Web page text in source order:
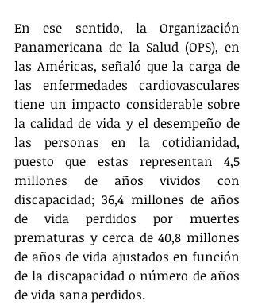
En ese sentido, la Organización
Panamericana de la Salud (OPS), en
las Américas, señaló que la carga de
las enfermedades cardiovasculares
tiene un impacto considerable sobre
la calidad de vida y el desempeño de
las personas en la cotidianidad,
puesto que estas representan 4,5
millones de años vividos con
discapacidad; 36,4 millones de años
de vida perdidos por muertes
prematuras y cerca de 40,8 millones
de años de vida ajustados en función
de la discapacidad o número de años
de vida sana perdidos.